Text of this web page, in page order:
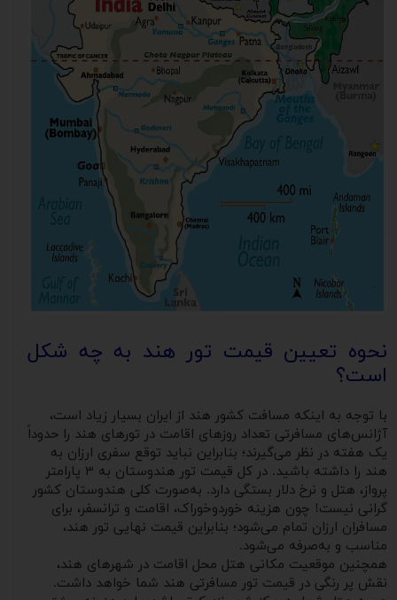
نحوه تعیین قیمت تور هند به چه شکل
است؟
با توجه به اینکه مسافت کشور هند از ایران بسیار زیاد است،
آژانس‌های مسافرتی تعداد روزهای اقامت در تورهای هند را حدوداً
یک هفته در نظر می‌گیرند؛ بنابراین نباید توقع سفری ارزان به
هند را داشته باشید. در کل قیمت تور هندوستان به ۳ پارامتر
پرواز، هتل و نرخ دلار بستگی دارد. به‌صورت کلی هندوستان کشور
گرانی نیست! چون هزینه خوردوخوراک، اقامت و ترانسفر، برای
مسافران ارزان تمام می‌شود؛ بنابراین قیمت نهایی تور هند،
مناسب و به‌صرفه می‌شود.
همچنین موقعیت مکانی هتل محل اقامت در شهرهای هند،
نقش پر رنگی در قیمت تور مسافرتی هند شما خواهد داشت.